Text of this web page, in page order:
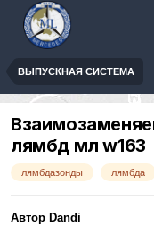
ВЫПУСКНАЯ СИСТЕМА
лямбд мл w163
лямбдазонды лямбда
Автор Dandi